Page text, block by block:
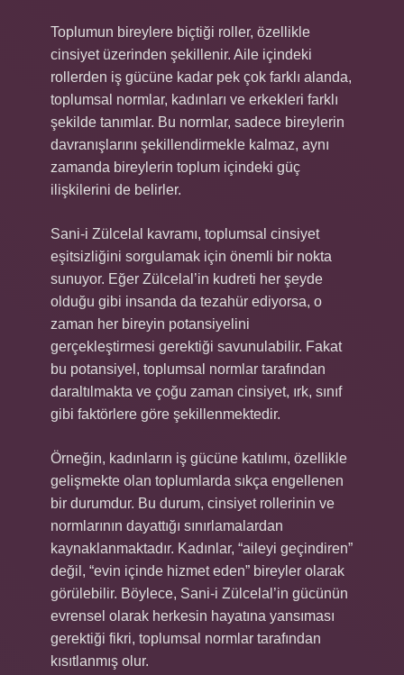
Toplumun bireylere biçtiği roller, özellikle
cinsiyet üzerinden şekillenir. Aile içindeki
rollerden iş gücüne kadar pek çok farklı alanda,
toplumsal normlar, kadınları ve erkekleri farklı
şekilde tanımlar. Bu normlar, sadece bireylerin
davranışlarını şekillendirmekle kalmaz, aynı
zamanda bireylerin toplum içindeki güç
ilişkilerini de belirler.
Sani-i Zülcelal kavramı, toplumsal cinsiyet
eşitsizliğini sorgulamak için önemli bir nokta
sunuyor. Eğer Zülcelal’in kudreti her şeyde
olduğu gibi insanda da tezahür ediyorsa, o
zaman her bireyin potansiyelini
gerçekleştirmesi gerektiği savunulabilir. Fakat
bu potansiyel, toplumsal normlar tarafından
daraltılmakta ve çoğu zaman cinsiyet, ırk, sınıf
gibi faktörlere göre şekillenmektedir.
Örneğin, kadınların iş gücüne katılımı, özellikle
gelişmekte olan toplumlarda sıkça engellenen
bir durumdur. Bu durum, cinsiyet rollerinin ve
normlarının dayattığı sınırlamalardan
kaynaklanmaktadır. Kadınlar, “aileyi geçindiren”
değil, “evin içinde hizmet eden” bireyler olarak
görülebilir. Böylece, Sani-i Zülcelal’in gücünün
evrensel olarak herkesin hayatına yansıması
gerektiği fikri, toplumsal normlar tarafından
kısıtlanmış olur.